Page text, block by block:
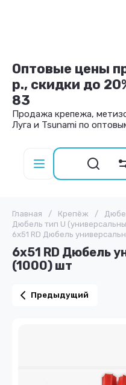
Оптовые цены
р., скидки до
83
Продажа крепежа,
Луга и Tsunami по
Главная / Крепёж /
Дюбель тип U
6х51 RD Дюбель
6х51 RD Дюбель
(1000) шт
Предыдущий